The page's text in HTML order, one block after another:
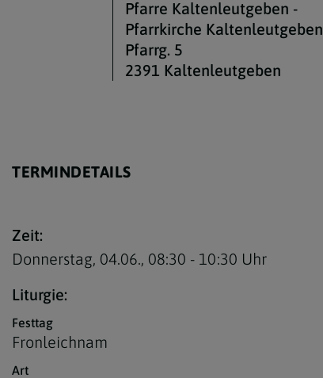
Pfarre Kaltenleutgeben -
Pfarrkirche Kaltenleutgeben
Pfarrg. 5
2391 Kaltenleutgeben
TERMINDETAILS
Zeit:
Donnerstag, 04.06., 08:30 - 10:30 Uhr
Liturgie:
Festtag
Fronleichnam
Art